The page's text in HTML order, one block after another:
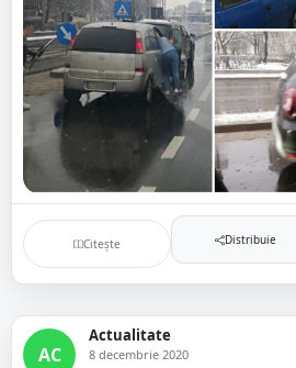
Citește Distribuie
AC
Actualitate
8 decembrie 2020